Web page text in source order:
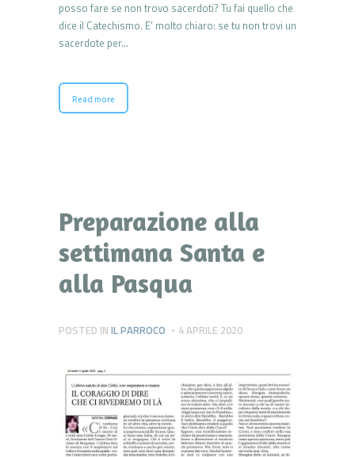
posso fare se non trovo sacerdoti? Tu fai quello che
dice il Catechismo. E’ molto chiaro: se tu non trovi un
sacerdote per…
Read more
Preparazione alla
settimana Santa e
alla Pasqua
POSTED IN IL PARROCO 4 APRILE 2020